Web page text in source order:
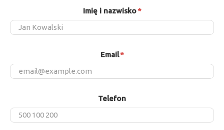
Imię i nazwisko*
Email*
Telefon